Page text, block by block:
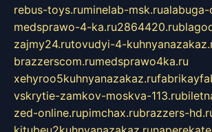
rebus-toys.ruminelab-msk.ru
medsprawo-4-ka.ru2864420.ru
zajmy24.rutovudyi-4-
brazzerscom.rumedsprawo4ka.ru
xehyroo5kuhnyanazakaz.ru
vskrytie-zamkov-moskva-113.ru
zed-online.rupimchax.rubrazzers-